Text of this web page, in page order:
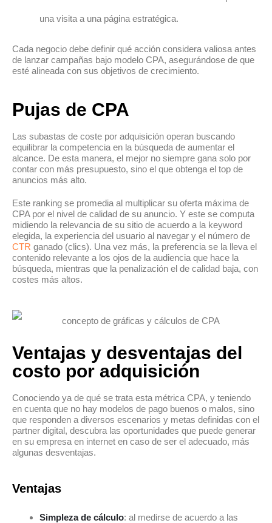
una visita a una página estratégica.
Cada negocio debe definir qué acción considera valiosa antes
de lanzar campañas bajo modelo CPA, asegurándose de que
esté alineada con sus objetivos de crecimiento.
Pujas de CPA
Las subastas de coste por adquisición operan buscando
equilibrar la competencia en la búsqueda de aumentar el
alcance. De esta manera, el mejor no siempre gana solo por
contar con más presupuesto, sino el que obtenga el top de
anuncios más alto.
Este ranking se promedia al multiplicar su oferta máxima de
CPA por el nivel de calidad de su anuncio. Y este se computa
midiendo la relevancia de su sitio de acuerdo a la keyword
elegida, la experiencia del usuario al navegar y el número de
CTR ganado (clics). Una vez más, la preferencia se la lleva el
contenido relevante a los ojos de la audiencia que hace la
búsqueda, mientras que la penalización el de calidad baja, con
costes más altos.
Ventajas y desventajas del
costo por adquisición
Conociendo ya de qué se trata esta métrica CPA, y teniendo
en cuenta que no hay modelos de pago buenos o malos, sino
que responden a diversos escenarios y metas definidas con el
partner digital, descubra las oportunidades que puede generar
en su empresa en internet en caso de ser el adecuado, más
algunas desventajas.
Ventajas
Simpleza de cálculo: al medirse de acuerdo a las